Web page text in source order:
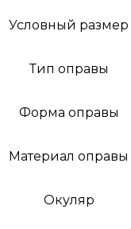
Условный размер
Тип оправы
Форма оправы
Материал оправы
Окуляр